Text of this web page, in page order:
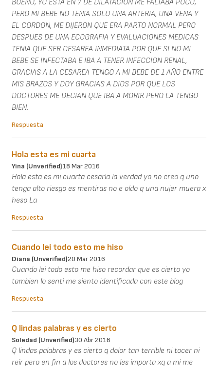
BUENO, YO ESTA EN 7 DE DILATACION ME FALTABA POCO,
PERO MI BEBE NO TENIA SOLO UNA ARTERIA, UNA VENA Y
EL CORDON, ME DIJERON QUE ERA PARTO NORMAL PERO
DESPUES DE UNA ECOGRAFIA Y EVALUACIONES MEDICAS
TENIA QUE SER CESAREA INMEDIATA POR QUE SI NO MI
BEBE SE INFECTABA E IBA A TENER INFECCION RENAL,
GRACIAS A LA CESAREA TENGO A MI BEBE DE 1 AÑO ENTRE
MIS BRAZOS Y DOY GRACIAS A DIOS POR QUE LOS
DOCTORES ME DECIAN QUE IBA A MORIR PERO LA TENGO
BIEN.
Respuesta
Hola esta es mi cuarta
Yina (unverified)18 Mar 2016
Hola esta es mi cuarta cesaría la verdad yo no creo q uno
tenga alto riesgo es mentiras no e oído q una nujer muera x
heso La
Respuesta
Cuando lei todo esto me hiso
Diana (unverified)20 Mar 2016
Cuando lei todo esto me hiso recordar que es cierto yo
tambien lo senti me siento identificada con este blog
Respuesta
Q lindas palabras y es cierto
Soledad (unverified)30 Abr 2016
Q lindas palabras y es cierto q dolor tan terrible ni tocer ni
reir pero en fin a los doctores no les importa xq a mi me